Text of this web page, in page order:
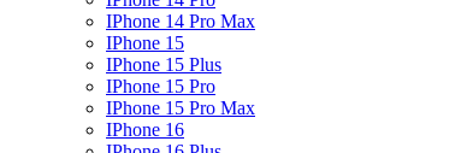
IPhone 14 Pro Max
IPhone 15
IPhone 15 Plus
IPhone 15 Pro
IPhone 15 Pro Max
IPhone 16